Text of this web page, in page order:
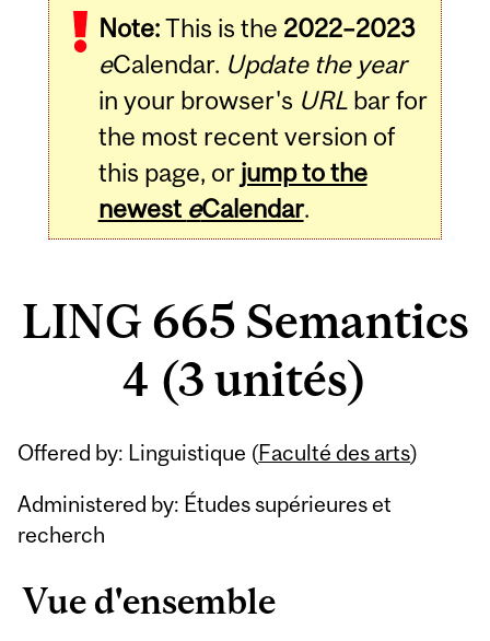
Note:This is the 2022–2023
eCalendar. Update the year
in your browser's URLbar for
the most recent version of
this page, or jump to the
newest eCalendar.
LING 665 Semantics
4 (3 unités)
Offered by: Linguistique (Faculté des arts)
Administered by: Études supérieures et
recherch
Vue d'ensemble
Related
Content